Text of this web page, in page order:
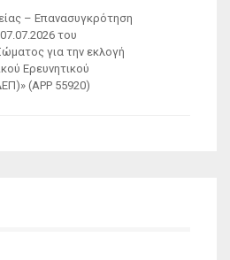
– Επανασυγκρότηση
του
για την εκλογή
Ερευνητικού
(APP 55920)